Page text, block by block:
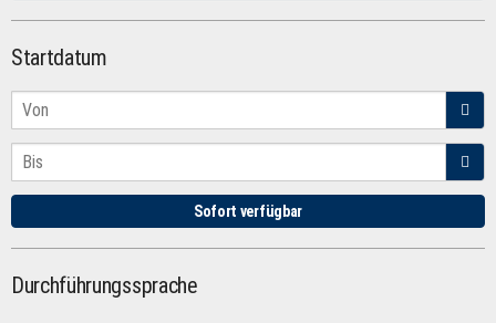
Startdatum
Sofort verfügbar
Durchführungssprache